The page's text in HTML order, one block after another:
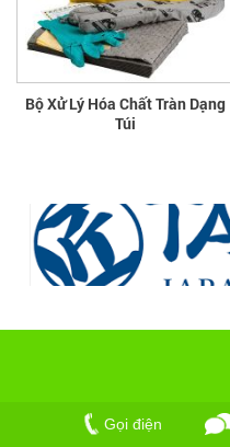
Bộ Xử Lý Hóa Chất Tràn Dạng
Túi
CÔNG TY TNHH CUNG
Gọi điện